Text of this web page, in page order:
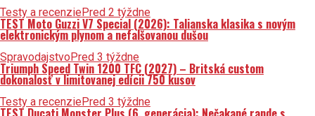
Testy a recenziePred 2 týždne
TEST Moto Guzzi V7 Special (2026): Talianska klasika s novým
elektronickým plynom a nefalšovanou dušou
SpravodajstvoPred 3 týždne
Triumph Speed Twin 1200 TFC (2027) – Britská custom
dokonalosť v limitovanej edícii 750 kusov
Testy a recenziePred 3 týždne